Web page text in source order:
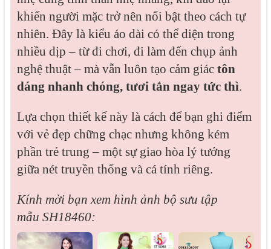
khiến người mặc trở nên nổi bật theo cách tự
nhiên. Đây là kiểu áo dài có thể diện trong
nhiều dịp – từ đi chơi, đi làm đến chụp ảnh
nghệ thuật – mà vẫn luôn tạo cảm giác tôn
dáng nhanh chóng, tươi tắn ngay tức thì.
Lựa chọn thiết kế này là cách để bạn ghi điểm
với vẻ đẹp chững chạc nhưng không kém
phần trẻ trung – một sự giao hòa lý tưởng
giữa nét truyền thống và cá tính riêng.
Kính mời bạn xem hình ảnh bộ sưu tập
mẫu SH18460: